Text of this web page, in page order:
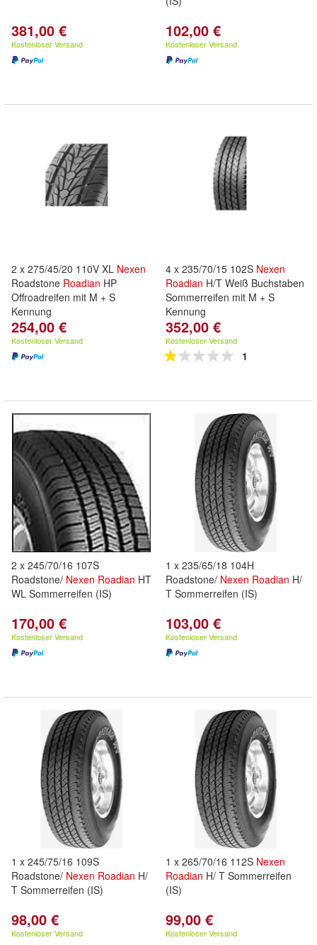
381,00 €
Kostenloser Versand
102,00 €
Kostenloser Versand
2 x 275/45/20 110V XL Nexen
Roadstone Roadian HP
Offroadreifen mit M + S
Kennung
254,00 €
Kostenloser Versand
4 x 235/70/15 102S Nexen
Roadian H/T Weiß Buchstaben
Sommerreifen mit M + S
Kennung
352,00 €
Kostenloser Versand
1
2 x 245/70/16 107S
Roadstone/ Nexen Roadian HT
WL Sommerreifen (IS)
170,00 €
Kostenloser Versand
1 x 235/65/18 104H
Roadstone/ Nexen Roadian H/
T Sommerreifen (IS)
103,00 €
Kostenloser Versand
1 x 245/75/16 109S
Roadstone/ Nexen Roadian H/
T Sommerreifen (IS)
98,00 €
Kostenloser Versand
1 x 265/70/16 112S Nexen
Roadian H/ T Sommerreifen
(IS)
99,00 €
Kostenloser Versand